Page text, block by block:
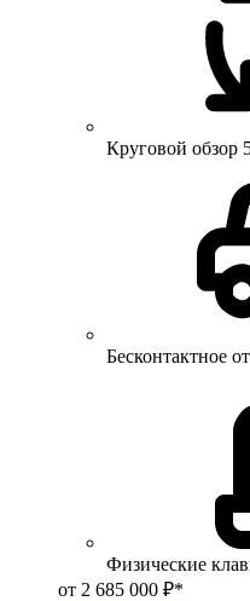
Круговой обзор
Бесконтактное
Физические
от 2 685 000 ₽*